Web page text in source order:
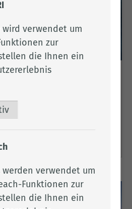
zu
im Landkreis
wird verwendet um
zur
die Ihnen ein
werden verwendet um
Funktionen zur
die Ihnen ein